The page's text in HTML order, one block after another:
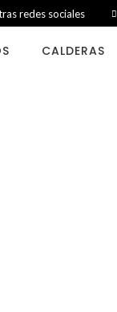
redes sociales
CALDERAS